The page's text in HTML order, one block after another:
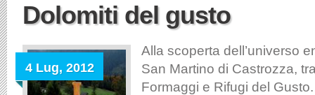
Dolomiti del gusto
4 Lug, 2012
Alla scoperta dell’universo
San Martino di Castrozza,
Formaggi e Rifugi del